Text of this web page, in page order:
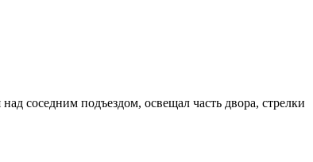
соседним подъездом, освещал часть двора, стрелки